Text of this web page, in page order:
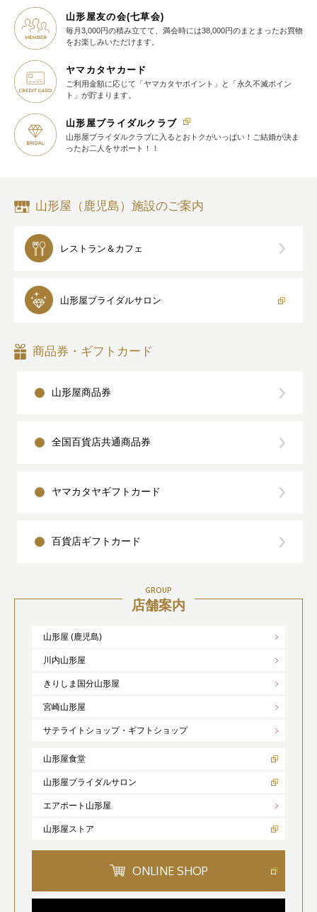
山形屋友の会(七草会)
毎月3,000円の積み立てて、満会時には38,000円のまとまったお買物
をお楽しみいただけます。
ヤマカタヤカード
ご利用金額に応じて 「ヤマカタヤポイント」と
「永久不滅ポイン
ト」が貯まります。
山形屋ブライダルクラブ
山形屋ブライダルクラブに入ると おトクがいっぱい！ ご結婚が決ま
ったお二人をサポート！！
山形屋（鹿児島）施設のご案内
レストラン＆カフェ
山形屋ブライダルサロン
商品券・ギフトカード
山形屋商品券
全国百貨店共通商品券
ヤマカタヤギフトカード
百貨店ギフトカード
GROUP
店舗案内
山形屋 (鹿児島)
川内山形屋
きりしま国分山形屋
宮崎山形屋
サテライトショップ・ギフトショップ
山形屋食堂
山形屋ブライダルサロン
エアポート山形屋
山形屋ストア
ONLINE SHOP